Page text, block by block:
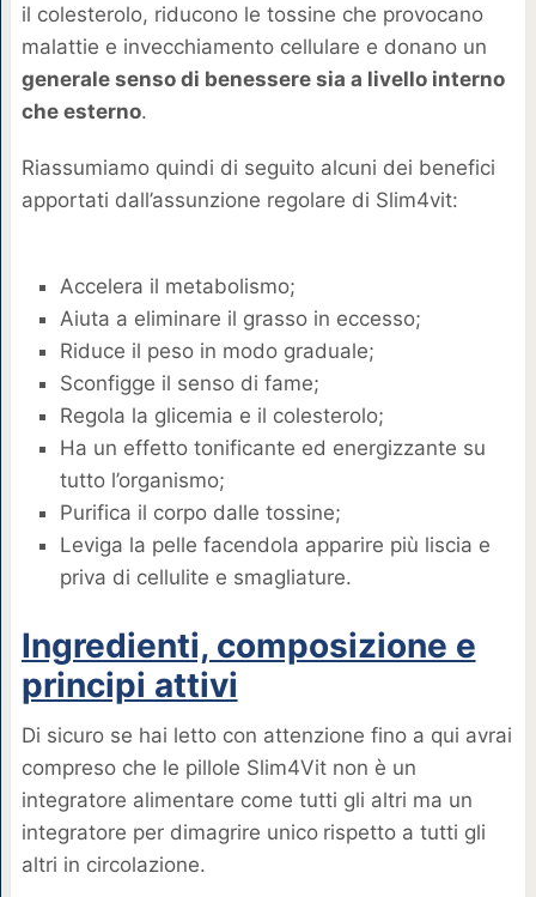
il colesterolo, riducono le tossine che provocano
malattie e invecchiamento cellulare e donano un
generale senso di benessere sia a livello interno
che esterno.
Riassumiamo quindi di seguito alcuni dei benefici
apportati dall’assunzione regolare di Slim4vit:
Accelera il metabolismo;
Aiuta a eliminare il grasso in eccesso;
Riduce il peso in modo graduale;
Sconfigge il senso di fame;
Regola la glicemia e il colesterolo;
Ha un effetto tonificante ed energizzante su
tutto l’organismo;
Purifica il corpo dalle tossine;
Leviga la pelle facendola apparire più liscia e
priva di cellulite e smagliature.
Ingredienti, composizione e
principi attivi
Di sicuro se hai letto con attenzione fino a qui avrai
compreso che le pillole Slim4Vit non è un
integratore alimentare come tutti gli altri ma un
integratore per dimagrire unico rispetto a tutti gli
altri in circolazione.